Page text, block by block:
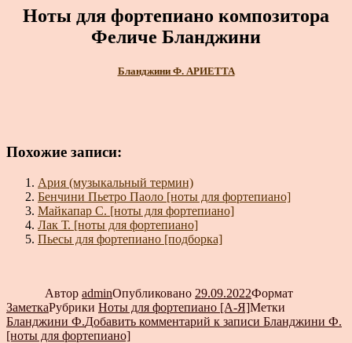
Ноты для фортепиано композитора
Феличе Бланджини
Бланджини Ф. АРИЕТТА
Похожие записи:
Ария (музыкальный термин)
Бенчини Пьетро Паоло [ноты для фортепиано]
Майкапар С. [ноты для фортепиано]
Лак Т. [ноты для фортепиано]
Пьесы для фортепиано [подборка]
Автор adminОпубликовано 29.09.2022Формат
ЗаметкаРубрики Ноты для фортепиано [А-Я]Метки
Бланджини Ф.Добавить комментарий к записи Бланджини Ф.
[ноты для фортепиано]